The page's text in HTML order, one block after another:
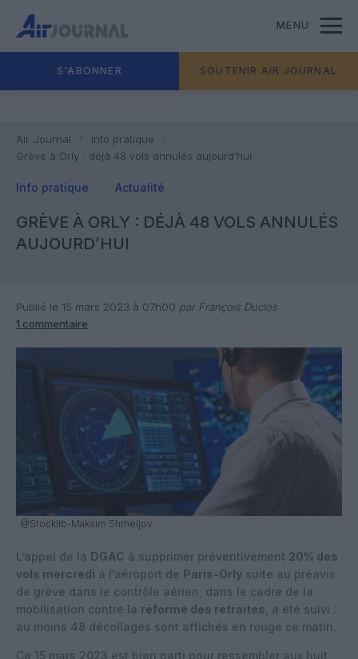
MENU
S'ABONNER SOUTENIR AIR JOURNAL
Air Journal
Info pratique
Grève à Orly : déjà 48 vols annulés aujourd’hui
Info pratique Actualité
GRÈVE À ORLY : DÉJÀ 48 VOLS ANNULÉS
AUJOURD’HUI
Publié le 15 mars 2023 à 07h00 par François Duclos
1 commentaire
@Stocklib-Maksim Shmeljov
L’appel de la DGAC à supprimer préventivement 20% des
vols mercredi à l’aéroport de Paris-Orly suite au préavis
de grève dans le contrôle aérien, dans le cadre de la
mobilisation contre la réforme des retraites , a été suivi :
au moins 48 décollages sont affichés en rouge ce matin.
Ce 15 mars 2023 est bien parti pour ressembler aux huit